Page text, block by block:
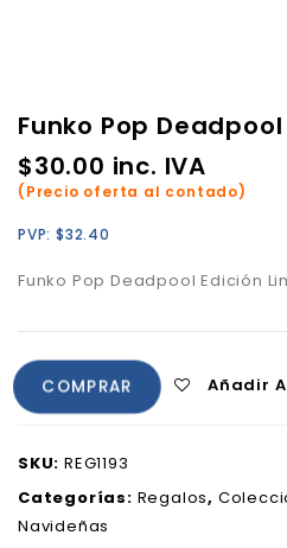
Funko Pop
$30.00 inc. IVA
(Precio oferta al contado)
PVP: $32.40
Funko Pop Deadpool Edición
COMPRAR Añadir A
SKU: REG1193
Categorías: Regalos,
Navideñas